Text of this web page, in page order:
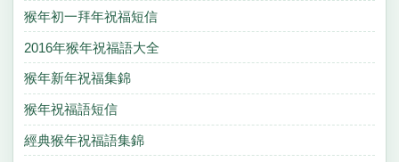
猴年初一拜年祝福短信
2016年猴年祝福語大全
猴年新年祝福集錦
猴年祝福語短信
經典猴年祝福語集錦